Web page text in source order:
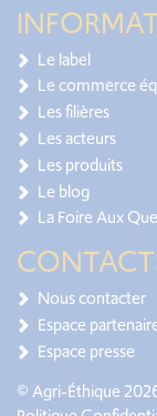
Le label
Le commerce
Les filières
Les acteurs
Les produits
Le blog
La Foire Aux
Nous contacter
Espace
Espace presse
© Agri-Éthique